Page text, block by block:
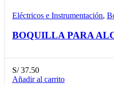
Eléctricos e Instrumentación,
BOQUILLA PARA
S/37.50
Añadir al carrito